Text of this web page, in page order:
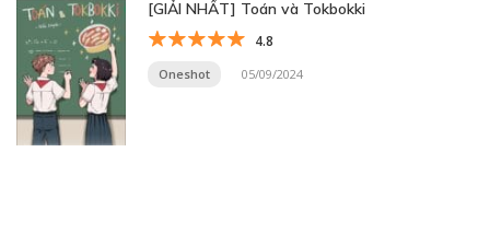
[GIẢI NHẤT] Toán và Tokbokki
4.8
Oneshot 05/09/2024